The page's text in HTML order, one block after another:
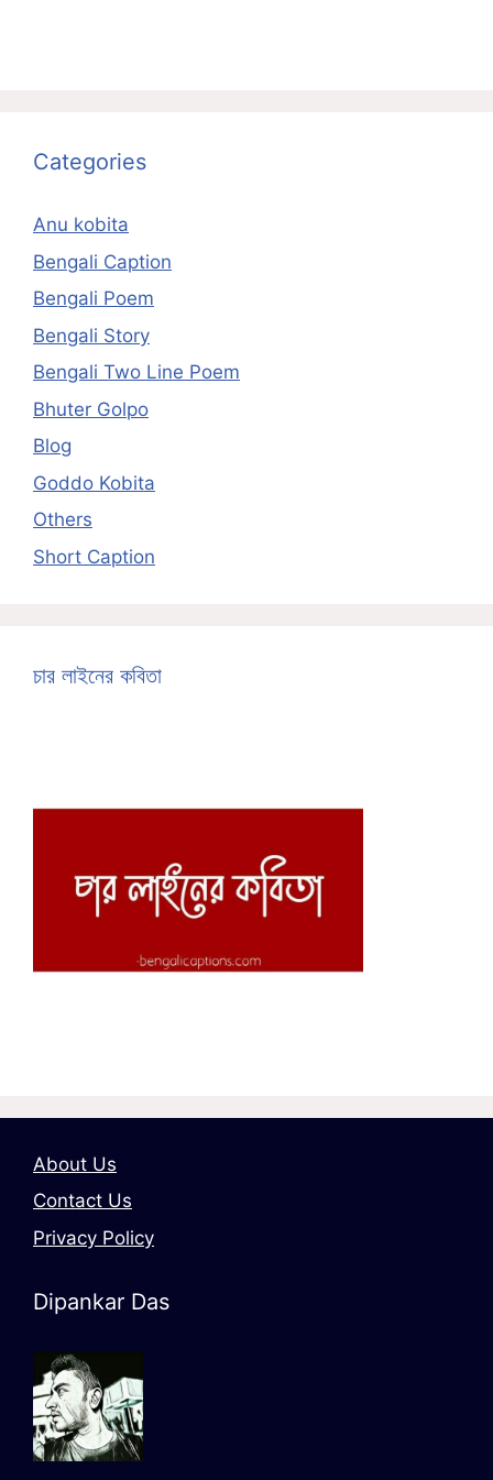
Categories
Anu kobita
Bengali Caption
Bengali Poem
Bengali Story
Bengali Two Line Poem
Bhuter Golpo
Blog
Goddo Kobita
Others
Short Caption
চার লাইনের কবিতা
About Us
Contact Us
Privacy Policy
Dipankar Das